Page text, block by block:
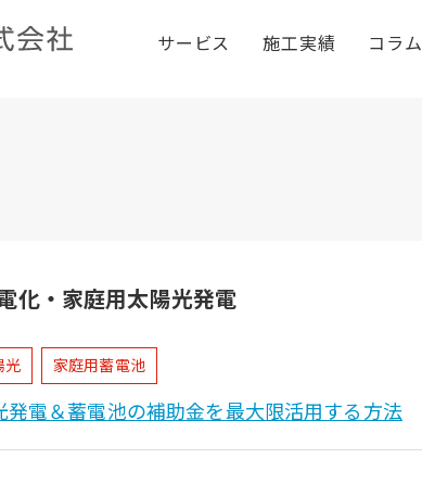
サービス 施工実績 コラム
化・家庭用太陽光発電
光 家庭用蓄電池
発電＆蓄電池の補助金を最大限活用する方法